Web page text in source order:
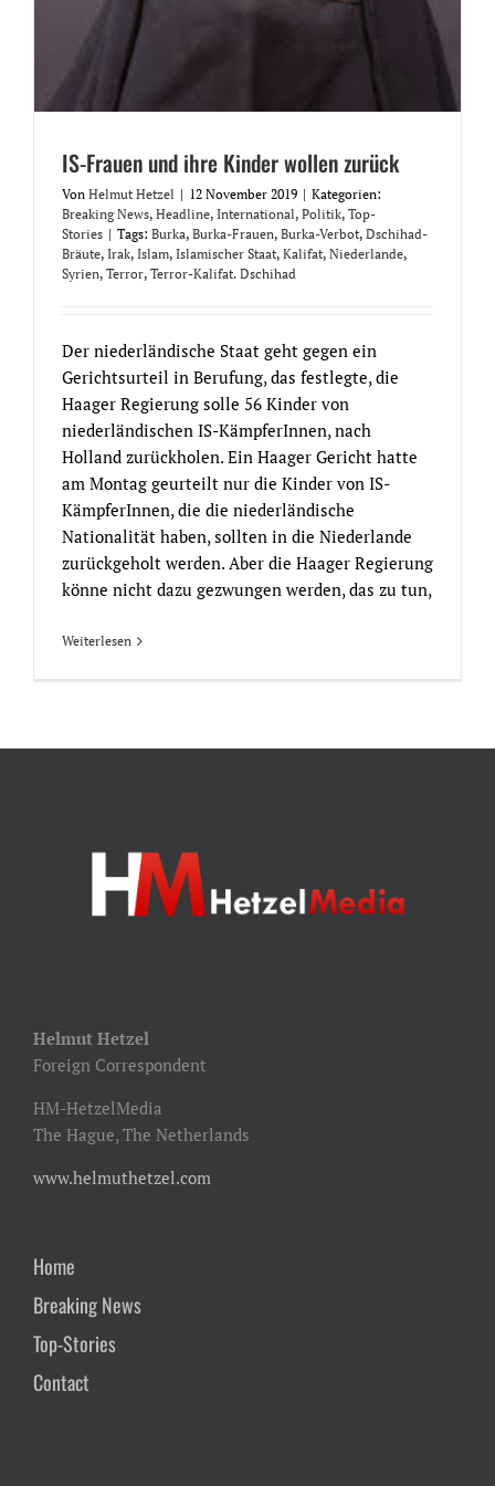
IS-Frauen und ihre Kinder wollen zurück
Von Helmut Hetzel | 12 November 2019 | Kategorien:
Breaking News, Headline, International, Politik, Top-
Stories | Tags: Burka, Burka-Frauen, Burka-Verbot, Dschihad-
Bräute, Irak, Islam, Islamischer Staat, Kalifat, Niederlande,
Syrien, Terror, Terror-Kalifat. Dschihad
Der niederländische Staat geht gegen ein
Gerichtsurteil in Berufung, das festlegte, die
Haager Regierung solle 56 Kinder von
niederländischen IS-KämpferInnen, nach
Holland zurückholen. Ein Haager Gericht hatte
am Montag geurteilt nur die Kinder von IS-
KämpferInnen, die die niederländische
Nationalität haben, sollten in die Niederlande
zurückgeholt werden. Aber die Haager Regierung
könne nicht dazu gezwungen werden, das zu tun,
Weiterlesen
Helmut Hetzel
Foreign Correspondent
HM-HetzelMedia
The Hague, The Netherlands
www.helmuthetzel.com
Home
Breaking News
Top-Stories
Contact